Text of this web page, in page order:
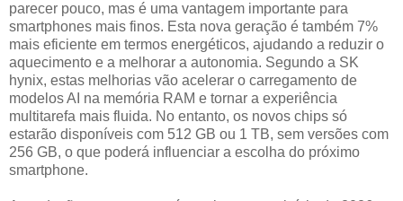
parecer pouco, mas é uma vantagem importante para
smartphones mais finos. Esta nova geração é também 7%
mais eficiente em termos energéticos, ajudando a reduzir o
aquecimento e a melhorar a autonomia. Segundo a SK
hynix, estas melhorias vão acelerar o carregamento de
modelos AI na memória RAM e tornar a experiência
multitarefa mais fluida. No entanto, os novos chips só
estarão disponíveis com 512 GB ou 1 TB, sem versões com
256 GB, o que poderá influenciar a escolha do próximo
smartphone.